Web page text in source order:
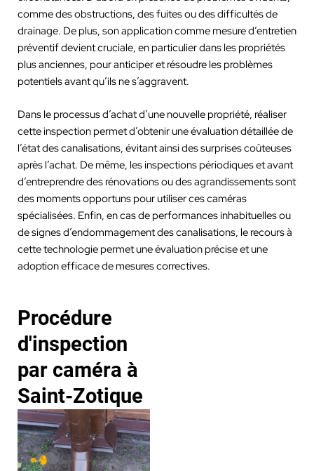
comme des obstructions, des fuites ou des difficultés de
drainage. De plus, son application comme mesure d’entretien
préventif devient cruciale, en particulier dans les propriétés
plus anciennes, pour anticiper et résoudre les problèmes
potentiels avant qu’ils ne s’aggravent.
Dans le processus d’achat d’une nouvelle propriété, réaliser
cette inspection permet d’obtenir une évaluation détaillée de
l’état des canalisations, évitant ainsi des surprises coûteuses
après l’achat. De même, les inspections périodiques et avant
d’entreprendre des rénovations ou des agrandissements sont
des moments opportuns pour utiliser ces caméras
spécialisées. Enfin, en cas de performances inhabituelles ou
de signes d’endommagement des canalisations, le recours à
cette technologie permet une évaluation précise et une
adoption efficace de mesures correctives.
Procédure
d'inspection
par caméra à
Saint-Zotique